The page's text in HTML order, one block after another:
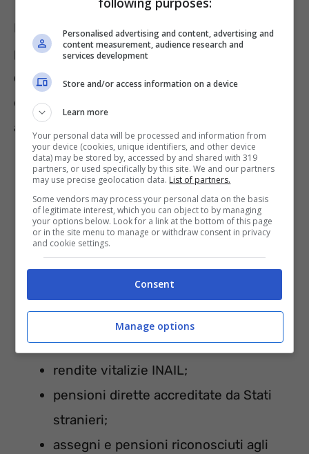
La
Circolare INPS n. 131 del 12 dicembre 2022
precisa quali sono iredditi del richiedente e
del coniuge da considerare
ai fini
dell’ottenimento della prestazione
assistenziale. Nel dettaglio:
redditi soggetti a IRPEF;
redditi esenti da imposta (come le
indennità per gli invalidi civili);
redditi sottoposti a ritenuta alla fonte
(ad esempio, vincite da giochi o
redditi provenienti da terreni e edifici;
pensioni di guerra;
rendite vitalizie INAIL;
pensioni dirette accreditate da Stati
stranieri;
assegni e pensioni riconosciuti agli
Personalised advertising and content, advertising and
content measurement, audience research and
services development
Store and/or access information on a device
Learn more
Your personal data will be processed and information from
your device (cookies, unique identifiers, and other device
data) may be stored by, accessed by and shared with 319
partners, or used specifically by this site. We and our partners
may use precise geolocation data. List of partners.
Some vendors may process your personal data on the basis
of legitimate interest, which you can object to by managing
your options below. Look for a link at the bottom of this page
or in the site menu to manage or withdraw consent in privacy
and cookie settings.
Consent
Manage options